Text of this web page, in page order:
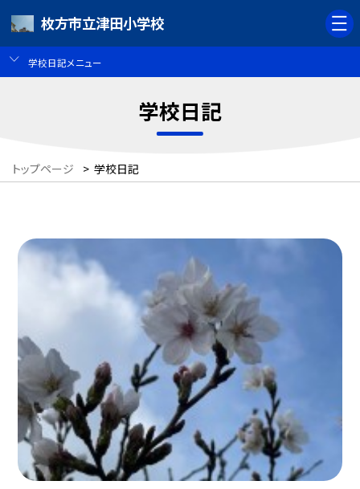
枚方市立津田小学校
学校日記メニュー
学校日記
トップページ > 学校日記